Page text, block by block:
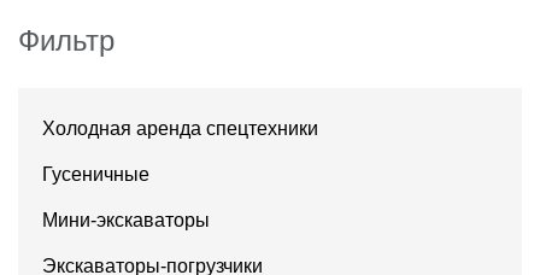
Фильтр
Холодная аренда спецтехники
Гусеничные
Мини-экскаваторы
Экскаваторы-погрузчики